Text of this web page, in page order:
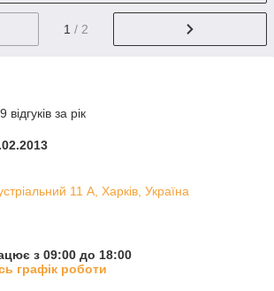
1 / 2
за рік
11 А, Харків, Україна
з 09:00 до 18:00
графік роботи